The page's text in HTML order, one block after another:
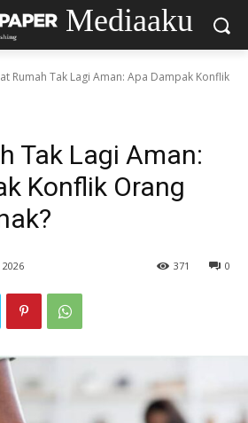
Mediaaku
Rumah Tak Lagi Aman: Apa Dampak Konflik
Tak Lagi Aman:
Konflik Orang
2026 0
371